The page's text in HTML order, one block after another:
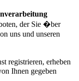
der Sie �ber
uns und unseren
registrieren, erheben
Ihnen gegeben